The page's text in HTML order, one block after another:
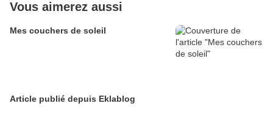
Vous aimerez aussi
Mes couchers de soleil
Article publié depuis Eklablog